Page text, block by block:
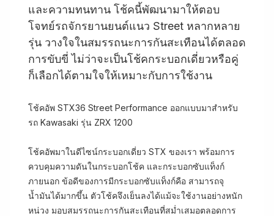
และความทนทาน โช้คนี้พัฒนามาให้ตอบ
โจทย์รถจักรยานยนต์แนว Street หลากหลาย
รุ่น วางใจในสมรรถนะการกันสะเทือนได้ตลอด
การขับขี่ ไม่ว่าจะเป็นโช้คกระบอกเดี่ยวหรือคู่
ก็เลือกได้ตามใจให้เหมาะกับการใช้งาน
โช้คอัพ STX36 Street Performance ออกแบบมาสำหรับ
รถ Kawasaki รุ่น ZRX 1200
โช้คอัพมาในดีไซน์กระบอกเดี่ยว STX ของเรา พร้อมการ
ควบคุมความดันในกระบอกโช้ค และกระบอกซับแท็งก์
ภายนอก ข้อดีของการมีกระบอกซับแท็งก์คือ สามารถจุ
น้ำมันได้มากขึ้น ตัวโช้คจึงเย็นลงได้แม้จะใช้งานอย่างหนัก
หน่วง มอบสมรรถนะการกันสะเทือนที่สม่ำเสมอตลอดการ